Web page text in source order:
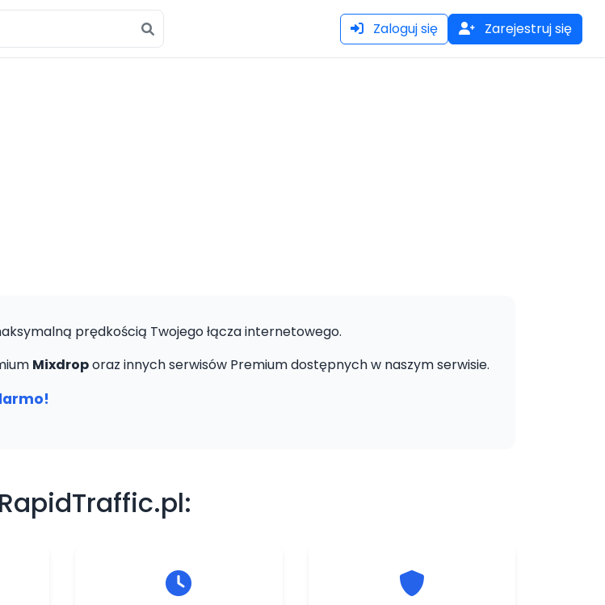
Zaloguj się Zarejestruj się
prędkością Twojego łącza internetowego.
Mixdroporaz innych serwisów Premium dostępnych w naszym serwisie.